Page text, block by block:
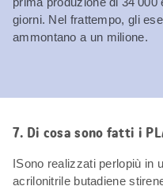
giorni. Nel frattempo, gli
ammontano a un milione.
7. Di cosa sono fatti i
ISono realizzati perlopiù in
acrilonitrile butadiene